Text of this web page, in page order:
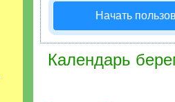
Начать
Календарь